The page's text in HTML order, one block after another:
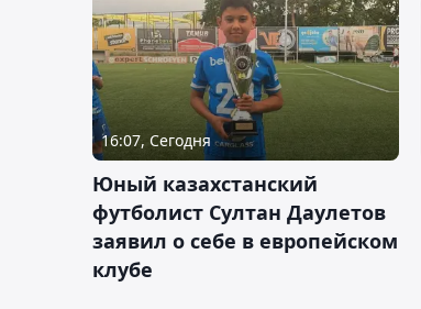
16:07, Сегодня
Юный казахстанский
футболист Султан Даулетов
заявил о себе в европейском
клубе